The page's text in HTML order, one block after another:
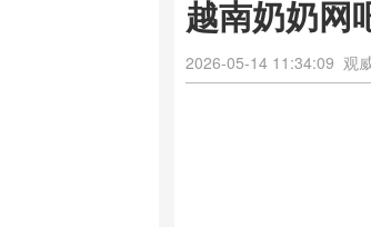
越南奶奶网
2026-05-14 11:34:09 观